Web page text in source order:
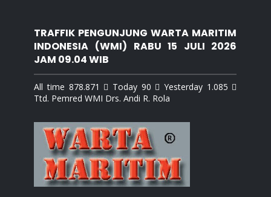
TRAFFIK PENGUNJUNG WARTA MARITIM
INDONESIA (WMI) RABU 15 JULI 2026
JAM 09.04 WIB
All time 878.871  Today 90  Yesterday 1.085 
Ttd. Pemred WMI Drs. Andi R. Rola